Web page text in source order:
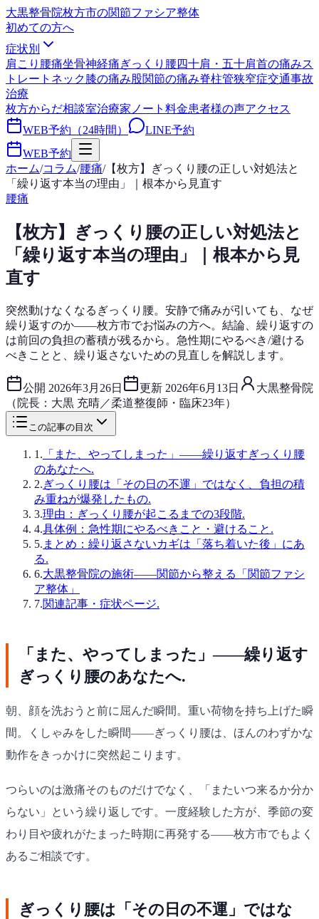
大黒整骨院枚方市の関節ファシア整体
初めての方へ
症状別
肩こり 腰痛坐骨神経痛ぎっくり腰四十肩・五十肩首の痛みス
トレートネック膝の痛み股関節の痛み脊柱管狭窄症交通事故
治療
枚方からだ相談室治療家ノート 料金患者様の声アクセス
WEB予約（24時間）
LINE予約
WEB予約
ホーム/コラム/腰痛/【枚方】ぎっくり腰の正しい対処法と
「繰り返す本当の理由」｜根本から見直す
腰痛
【枚方】ぎっくり腰の正しい対処法と
「繰り返す本当の理由」｜根本から見
直す
突然動けなくなるぎっくり腰。安静で痛みが引いても、なぜ
繰り返すのか——枚方市でお悩みの方へ。結論、繰り返すの
は前回の負担の蓄積が残るから。急性期にやるべき/避ける
べきことと、繰り返さないための見直しを解説します。
公開 2026年3月26日 更新 2026年6月13日
大黒整骨院
（院長：大黒 充晴／柔道整復師・臨床23年）
この記事の目次
1 . 「また、やってしまった」——繰り返すぎっくり腰
のあなたへ.
2.ぎっくり腰は「その日の不運」ではなく、負担の積
み重ねが爆発したもの.
3.理由：ぎっくり腰が起こるまでの3段階.
4.具体例：急性期にやるべきこと・避けること.
5. まとめ：繰り返さないカギは「落ち着いた後」にあ
る.
6.大黒整骨院の施術——関節から整える「関節ファシ
ア整体」
7.関連記事・症状ページ.
「また、やってしまった」——繰り返す
ぎっくり腰のあなたへ.
朝、顔を洗おうと前に屈んだ瞬間。重い荷物を持ち上げた瞬
間。くしゃみをした瞬間——ぎっくり腰は、ほんのわずかな
動作をきっかけに突然起こります。
つらいのは激痛そのものだけでなく、「またいつ来るか分か
らない」という繰り返しです。一度経験した方が、季節の変
わり目や疲れがたまった時期に再発する——枚方市でもよく
あるご相談です。
ぎっくり腰は「その日の不運」ではな